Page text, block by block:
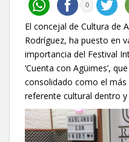
0
El concejal de Cultura de
Rodríguez, ha puesto en
importancia del Festival
‘Cuenta con Agüimes’,
consolidado como el
referente cultural dentro y